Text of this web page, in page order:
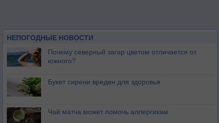
НЕПОГОДНЫЕ НОВОСТИ
Почему северный загар цветом отличается от
южного?
Букет сирени вреден для здоровья
Чай матча может помочь аллергикам